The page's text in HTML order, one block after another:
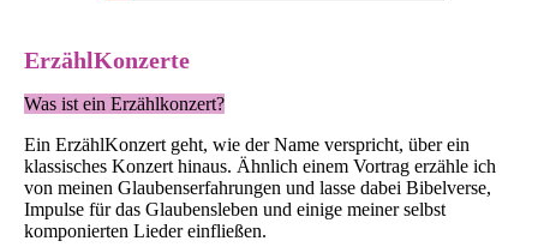
ErzählKonzerte
Was ist ein Erzählkonzert?
Ein ErzählKonzert geht, wie der Name verspricht, über ein
klassisches Konzert hinaus. Ähnlich einem Vortrag erzähle ich
von meinen Glaubenserfahrungen und lasse dabei Bibelverse,
Impulse für das Glaubensleben und einige meiner selbst
komponierten Lieder einfließen.